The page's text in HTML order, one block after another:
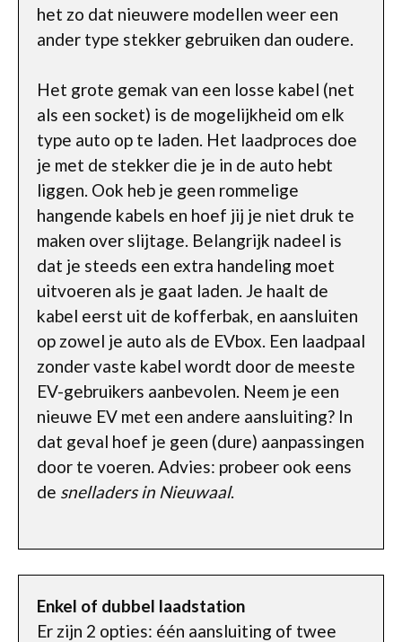
het zo dat nieuwere modellen weer een
ander type stekker gebruiken dan oudere.
Het grote gemak van een losse kabel (net
als een socket) is de mogelijkheid om elk
type auto op te laden. Het laadproces doe
je met de stekker die je in de auto hebt
liggen. Ook heb je geen rommelige
hangende kabels en hoef jij je niet druk te
maken over slijtage. Belangrijk nadeel is
dat je steeds een extra handeling moet
uitvoeren als je gaat laden. Je haalt de
kabel eerst uit de kofferbak, en aansluiten
op zowel je auto als de EVbox. Een laadpaal
zonder vaste kabel wordt door de meeste
EV-gebruikers aanbevolen. Neem je een
nieuwe EV met een andere aansluiting? In
dat geval hoef je geen (dure) aanpassingen
door te voeren. Advies: probeer ook eens
de snelladers in Nieuwaal.
Enkel of dubbel laadstation
Er zijn 2 opties: één aansluiting of twee